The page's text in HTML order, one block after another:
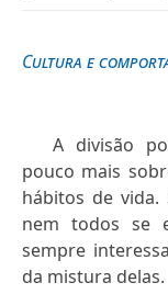
Cultura e
A divisão
pouco mais
hábitos de vida.
nem todos se
sempre
da mistura delas.